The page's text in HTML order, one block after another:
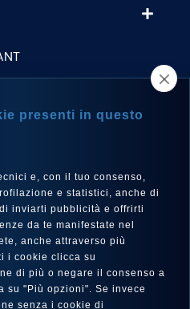
presenti in questo
e, con il tuo consenso,
e statistici, anche di
inviarti pubblicità e offrirti
da te manifestate nel
anche attraverso più
i cookie clicca su
di più o negare il consenso a
su "Più opzioni". Se invece
senza i cookie di